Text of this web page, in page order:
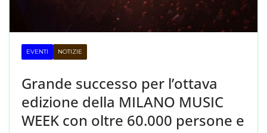
EVENTI NOTIZIE
Grande successo per l’ottava
edizione della MILANO MUSIC
WEEK con oltre 60.000 persone e